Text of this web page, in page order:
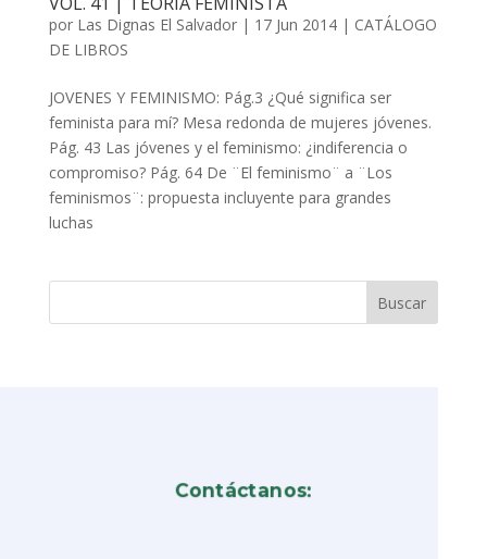
por Las Dignas El Salvador| 17 Jun 2014| CATÁLOGO
DE LIBROS
JOVENES Y FEMINISMO: Pág.3 ¿Qué significa ser
feminista para mí? Mesa redonda de mujeres jóvenes.
Pág. 43 Las jóvenes y el feminismo: ¿indiferencia o
compromiso? Pág. 64 De ¨El feminismo¨ a ¨Los
feminismos¨: propuesta incluyente para grandes
luchas
Contáctanos: